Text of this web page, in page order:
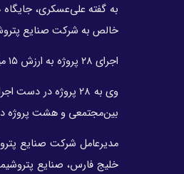
به گفته علی‌عسکری،
خالص به شرکت صنایع
اجرای ۲۸ پروژه به ارزش ۱۵ میلیارد دلار
بین‌مجتمعی و هشت پروژه
مدیرعامل شرکت صنایع
خلیج فارس، صنایع